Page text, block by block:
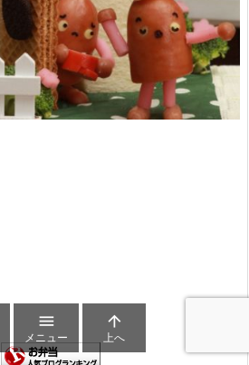

メニュー

上へ